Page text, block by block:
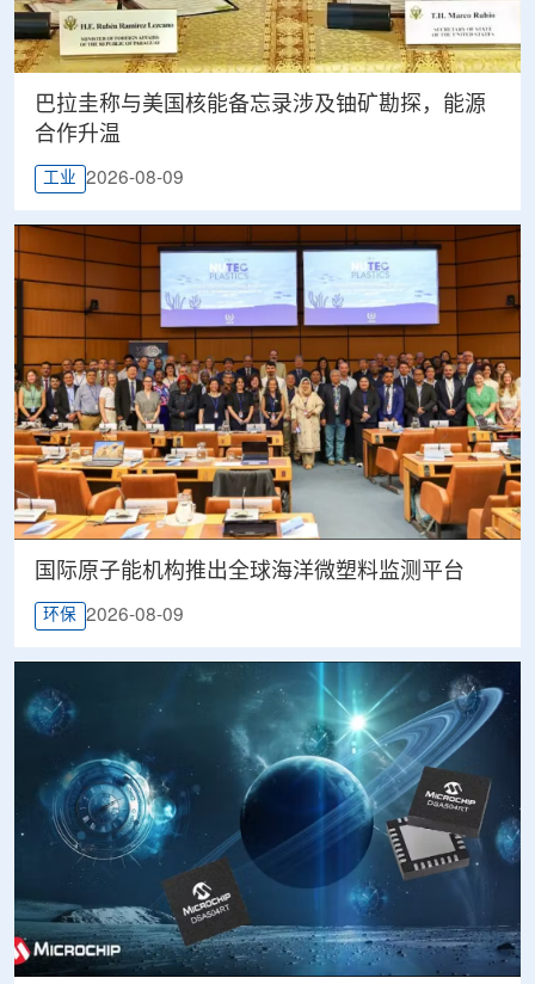
巴拉圭称与美国核能备忘录涉及铀矿勘探，能源
合作升温
工业 2026-08-09
国际原子能机构推出全球海洋微塑料监测平台
环保 2026-08-09